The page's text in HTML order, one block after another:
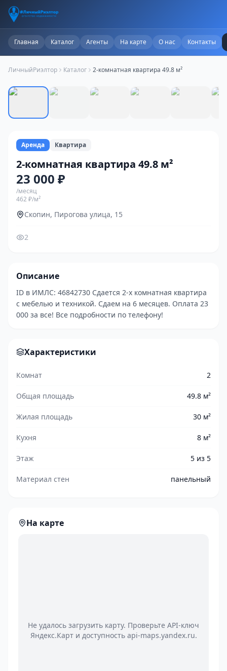
Главная Каталог Агенты На карте О нас Контакты
ЛичныйРиэлтор Каталог 2-комнатная квартира 49.8 м²
Аренда Квартира
2-комнатная квартира 49.8 м²
23 000 ₽
/месяц
462 ₽/м²
Скопин, Пирогова улица, 15
2
Описание
ID в ИМЛС: 46842730 Сдается 2-х комнатная квартира
с мебелью и техникой. Сдаем на 6 месяцев. Оплата 23
000 за все! Все подробности по телефону!
Характеристики
Комнат 2
Общая площадь 49.8 м²
Жилая площадь 30 м²
Кухня 8 м²
Этаж 5 из 5
Материал стен панельный
На карте
Не удалось загрузить карту. Проверьте API-ключ
Яндекс.Карт и доступность api-maps.yandex.ru.